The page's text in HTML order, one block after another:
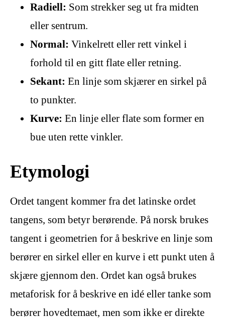
Radiell: Som strekker seg ut fra midten
eller sentrum.
Normal: Vinkelrett eller rett vinkel i
forhold til en gitt flate eller retning.
Sekant: En linje som skjærer en sirkel på
to punkter.
Kurve: En linje eller flate som former en
bue uten rette vinkler.
Etymologi
Ordet tangent kommer fra det latinske ordet
tangens, som betyr berørende. På norsk brukes
tangent i geometrien for å beskrive en linje som
berører en sirkel eller en kurve i ett punkt uten å
skjære gjennom den. Ordet kan også brukes
metaforisk for å beskrive en idé eller tanke som
berører hovedtemaet, men som ikke er direkte